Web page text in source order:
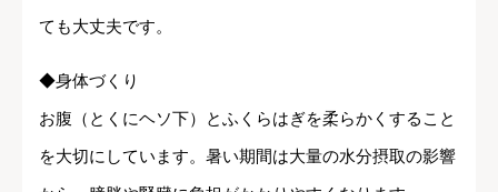
ても大丈夫です。
◆身体づくり
お腹（とくにヘソ下）とふくらはぎを柔らかくすること
を大切にしています。暑い期間は大量の水分摂取の影響